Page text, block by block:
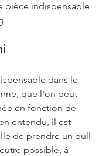
pièce indispensable
dans le
que l'on peut
en fonction de
entendu, il est
de prendre un pull
possible, à